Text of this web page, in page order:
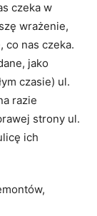
czeka w
wrażenie,
co nas czeka.
jako
czasie) ul.
razie
strony ul.
ich